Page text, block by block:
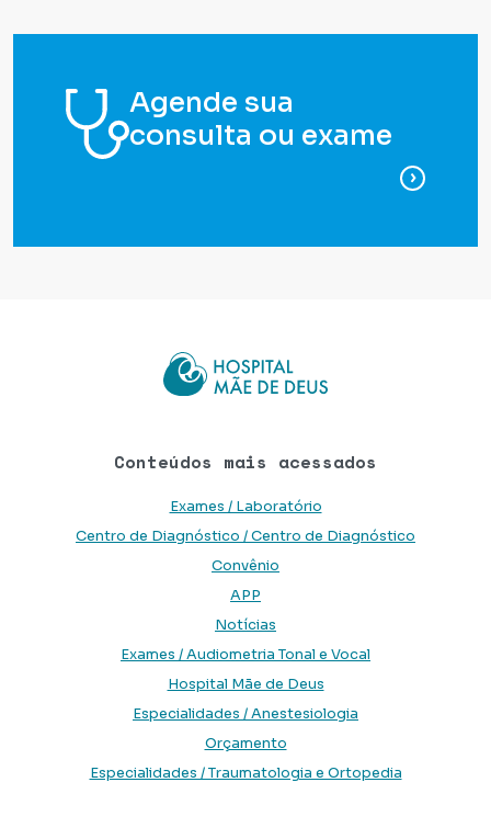
Agende sua
consulta ou exame
para
Conteúdos mais acessados
Exames / Laboratório
Centro de Diagnóstico / Centro de Diagnóstico
Convênio
APP
Notícias
Exames / Audiometria Tonal e Vocal
Hospital Mãe de Deus
Especialidades / Anestesiologia
Orçamento
Especialidades / Traumatologia e Ortopedia